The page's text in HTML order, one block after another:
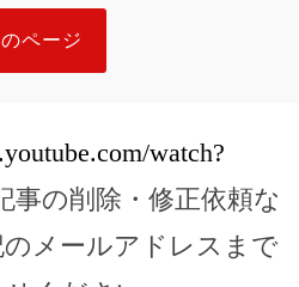
ページ
watch?
事の削除・修正依頼な
メールアドレスまで